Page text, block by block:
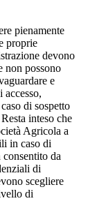
pienamente
proprie
devono
non possono
e
accesso,
di sospetto
inteso che
Agricola a
in caso di
da
di
scegliere
di